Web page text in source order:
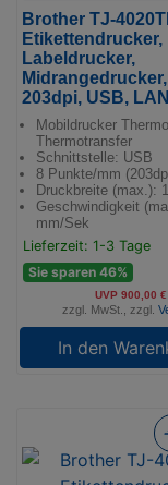
Brother TJ-
Etikettendrucker,
Labeldrucker,
203dpi, USB,
Mobildrucker
Thermotransfer
Schnittstelle: USB
8 Punkte/mm
Druckbreite (max.):
Geschwindigkeit
mm/Sek
Lieferzeit: 1-3 Tage
Sie sparen 46%
UVP 900,00 €
zzgl. MwSt., zzgl.
In den